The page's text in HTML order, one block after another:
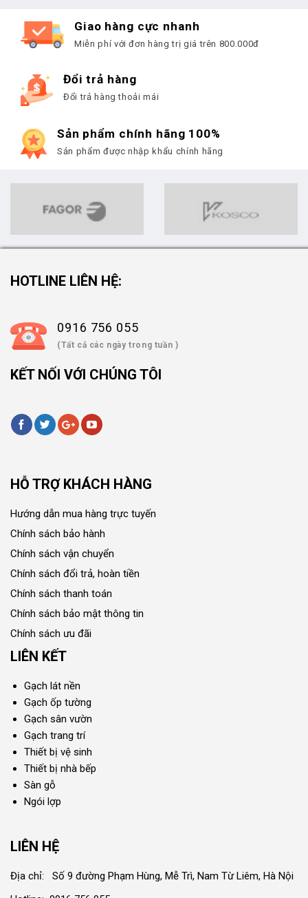
Giao hàng cực nhanh
Miễn phí với đơn hàng trị giá trên 800.000đ
Đổi trả hàng
Đổi trả hàng thoải mái
Sản phẩm chính hãng 100%
Sản phẩm được nhập khẩu chính hãng
HOTLINE LIÊN HỆ:
0916 756 055
(Tất cả các ngày trong tuần )
KẾT NỐI VỚI CHÚNG TÔI
HỖ TRỢ KHÁCH HÀNG
Hướng dẫn mua hàng trực tuyến
Chính sách bảo hành
Chính sách vận chuyển
Chính sách đổi trả, hoàn tiền
Chính sách thanh toán
Chính sách bảo mật thông tin
Chính sách ưu đãi
LIÊN KẾT
Gạch lát nền
Gạch ốp tường
Gạch sân vườn
Gạch trang trí
Thiết bị vệ sinh
Thiết bị nhà bếp
Sàn gỗ
Ngói lợp
LIÊN HỆ
Địa chỉ: Số 9 đường Phạm Hùng, Mễ Trì, Nam Từ Liêm, Hà Nội